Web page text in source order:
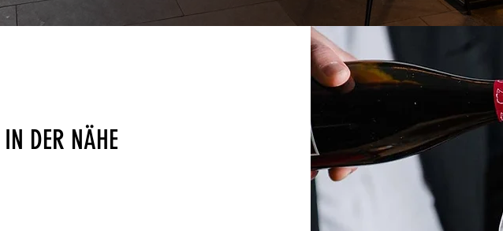
DER NÄHE